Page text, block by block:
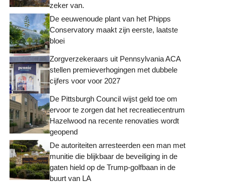
zeker van.
De eeuwenoude plant van het Phipps
Conservatory maakt zijn eerste, laatste
bloei
Zorgverzekeraars uit Pennsylvania ACA
stellen premieverhogingen met dubbele
cijfers voor voor 2027
De Pittsburgh Council wijst geld toe om
ervoor te zorgen dat het recreatiecentrum
Hazelwood na recente renovaties wordt
geopend
De autoriteiten arresteerden een man met
munitie die blijkbaar de beveiliging in de
gaten hield op de Trump-golfbaan in de
buurt van LA